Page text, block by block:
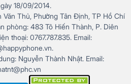
18/09/2014.
Văn Thủ, Phường Tân Định, TP Hồ Chí
phòng: 483 Tô Hiến Thành, P. Diên
thoại: 0767.787.835. Email:
Nguyễn Thành Nhật. Email: